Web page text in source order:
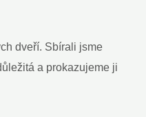
dveří. Sbírali jsme
a prokazujeme ji